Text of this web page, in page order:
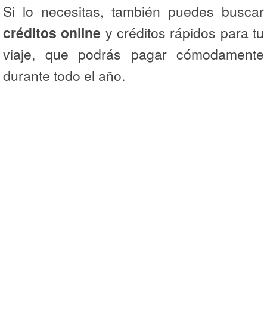
Si lo necesitas, también puedes buscar
créditos online y créditos rápidos para tu
viaje, que podrás pagar cómodamente
durante todo el año.